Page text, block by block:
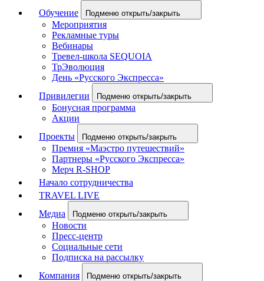
Обучение
Подменю открыть/закрыть
Мероприятия
Рекламные туры
Вебинары
Тревел-школа SEQUOIA
ТрЭволюция
День «Русского Экспресса»
Привилегии
Подменю открыть/закрыть
Бонусная программа
Акции
Проекты
Подменю открыть/закрыть
Премия «Маэстро путешествий»
Партнеры «Русского Экспресса»
Мерч R-SHOP
Начало сотрудничества
TRAVEL LIVE
Медиа
Подменю открыть/закрыть
Новости
Пресс-центр
Социальные сети
Подписка на рассылку
Компания
Подменю открыть/закрыть